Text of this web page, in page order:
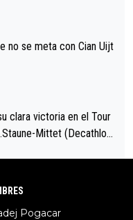
con calzador en posi
el tour.
meta con Cian Uijt
clara victoria en el Tour
Mittet (Decathlon,
Pogacar